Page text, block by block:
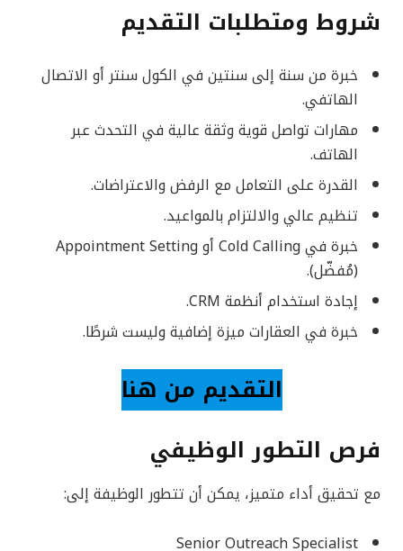
شروط ومتطلبات التقديم
خبرة من سنة إلى سنتين في الكول سنتر أو الاتصال
الهاتفي.
مهارات تواصل قوية وثقة عالية في التحدث عبر
الهاتف.
القدرة على التعامل مع الرفض والاعتراضات.
تنظيم عالي والالتزام بالمواعيد.
خبرة في Cold Calling أو Appointment Setting
(مُفضّل).
إجادة استخدام أنظمة CRM.
خبرة في العقارات ميزة إضافية وليست شرطًا.
التقديم من هنا
فرص التطور الوظيفي
مع تحقيق أداء متميز، يمكن أن تتطور الوظيفة إلى:
Senior Outreach Specialist